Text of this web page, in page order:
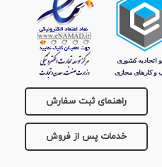
راهنمای ثبت سفارش
خدمات پس از فروش